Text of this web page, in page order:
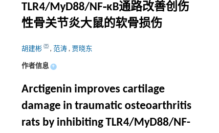
TLR4/MyD88/NF⁃κB通路改善创伤
性骨关节炎大鼠的软骨损伤
胡建彬 , 范涛 , 贾晓东
作者信息 +
Arctigenin improves cartilage
damage in traumatic osteoarthritis
rats by inhibiting TLR4/MyD88/NF-